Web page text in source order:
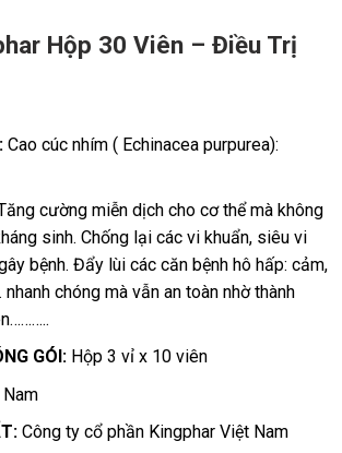
Hộp 30 Viên – Điều Trị
Cao cúc nhím ( Echinacea purpurea):
cường miễn dịch cho cơ thể mà không
sinh. Chống lại các vi khuẩn, siêu vi
bệnh. Đẩy lùi các căn bệnh hô hấp: cảm,
chóng mà vẫn an toàn nhờ thành
GÓI: Hộp 3 vỉ x 10 viên
Công ty cổ phần Kingphar Việt Nam